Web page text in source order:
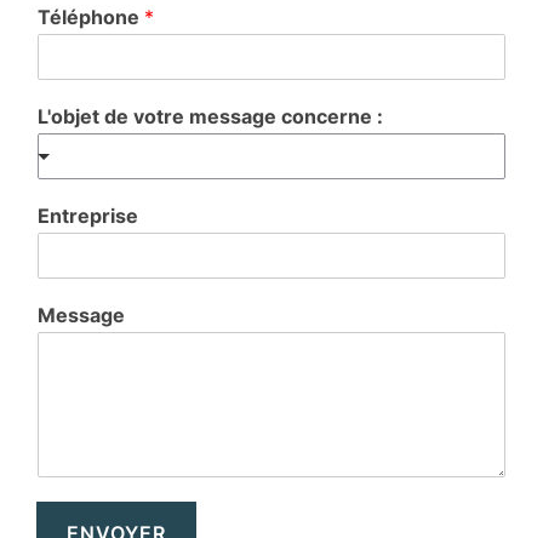
Téléphone *
L'objet de votre message concerne :
Entreprise
Message